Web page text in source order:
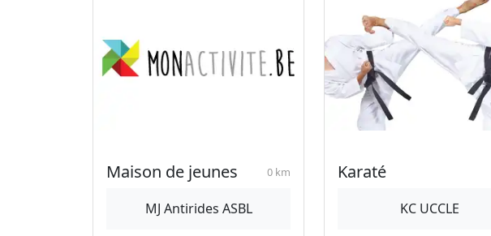
Maison de jeunes 0 km
MJ Antirides ASBL
Karaté
KC UCCLE